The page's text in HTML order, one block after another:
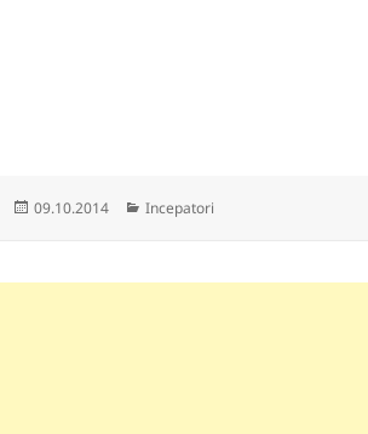
Publicat
09.10.2014 Categorii
Incepatori